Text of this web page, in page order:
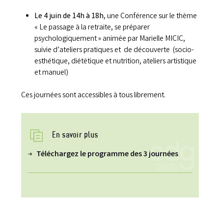
Le 4 juin de 14h à 18h, une Conférence sur le thème
« Le passage à la retraite, se préparer
psychologiquement » animée par Marielle MICIC,
suivie d’ateliers pratiques et de découverte (socio-
esthétique, diététique et nutrition, ateliers artistique
et manuel)
Ces journées sont accessibles à tous librement.
En savoir plus
Téléchargez le programme des 3 journées